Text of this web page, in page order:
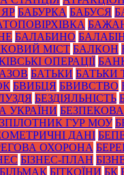
БАБУРКА БАБУСЯ
БАЛАБИНО
МІСТ БАЛКОН
ОПЕРАЦІЇ
БАТЬКИ БАТЬКИ
БВИБЦЯ БВИВСТВО
БЕЗДІЯЛЬНІСТЬ
УКРАЇНИ
ГУР МОУ
ДАНІ
ОХОРОНА
БІЗНЕС-ПЛАН
БІЛЬМАК БІТКОЇНИ БК